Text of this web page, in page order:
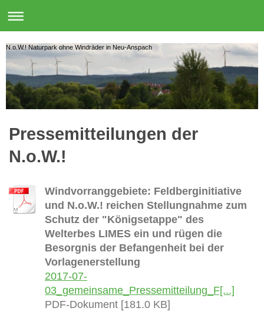
N.o.W.! Naturpark ohne Windräder in Neu-Anspach
Pressemitteilungen der
N.o.W.!
Windvorranggebiete: Feldberginitiative
und N.o.W.! reichen Stellungnahme zum
Schutz der "Königsetappe" des
Welterbes LIMES ein und rügen die
Besorgnis der Befangenheit bei der
Vorlagenerstellung
2017-07-
03_gemeinsame_Pressemitteilung_F[...]
PDF-Dokument [181.0 KB]